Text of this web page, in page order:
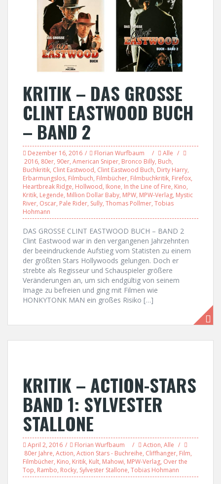
KRITIK – DAS GROSSE
CLINT EASTWOOD BUCH
– BAND 2
Dezember 16, 2016 Florian Wurfbaum
Alle
2016, 80er, 90er, American Sniper, Bronco Billy, Buch,
Buchkritik, Clint Eastwood, Clint Eastwood Buch, Dirty Harry,
Erbarmungslos, Filmbuch, Filmbücher, Filmbuchkritik, Firefox,
Heartbreak Ridge, Hollwood, Ikone, In the Line of Fire, Kino,
Kritik, Legende, Million Dollar Baby, MPW, MPW-Verlag, Mystic
River, Oscar, Pale Rider, Sully, Thomas Pollmer, Tobias
Hohmann
DAS GROSSE CLINT EASTWOOD BUCH – BAND 2
Clint Eastwood war in den vergangenen Jahrzehnten
der beeindruckende Aufstieg vom Statisten zu einem
der größten Stars Hollywoods gelungen. Doch er
strebte als Regisseur und Schauspieler größere
Veränderungen an, um sich endgültig von seinem
Image zu befreien und ging mit Filmen wie
HONKYTONK MAN ein großes Risiko […]
KRITIK – ACTION-STARS
BAND 1: SYLVESTER
STALLONE
April 2, 2016 Florian Wurfbaum Action, Alle
80er Jahre, Action, Action Stars - Buchreihe, Cliffhanger, Film,
Filmbücher, Kino, Kritik, Kult, Mahowi, MPW-Verlag, Over the
Top, Rambo, Rocky, Sylvester Stallone, Tobias Hohmann